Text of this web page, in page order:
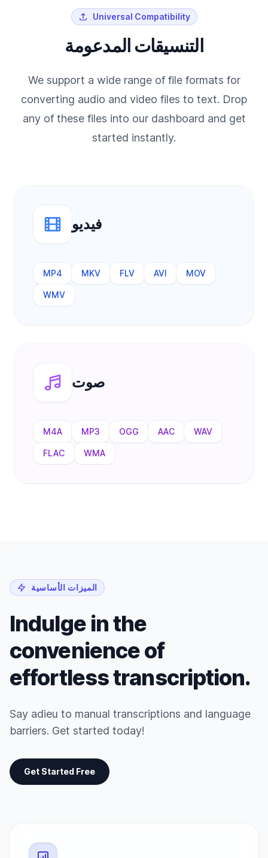
Universal Compatibility
التنسيقات المدعومة
We support a wide range of file formats for
converting audio and video files to text. Drop
any of these files into our dashboard and get
started instantly.
فيديو
MP4 MKV FLV AVI MOV
WMV
صوت
M4A MP3 OGG AAC WAV
FLAC WMA
الميزات الأساسية
Indulge in the
convenience of
effortless transcription.
Say adieu to manual transcriptions and language
barriers. Get started today!
Get Started Free